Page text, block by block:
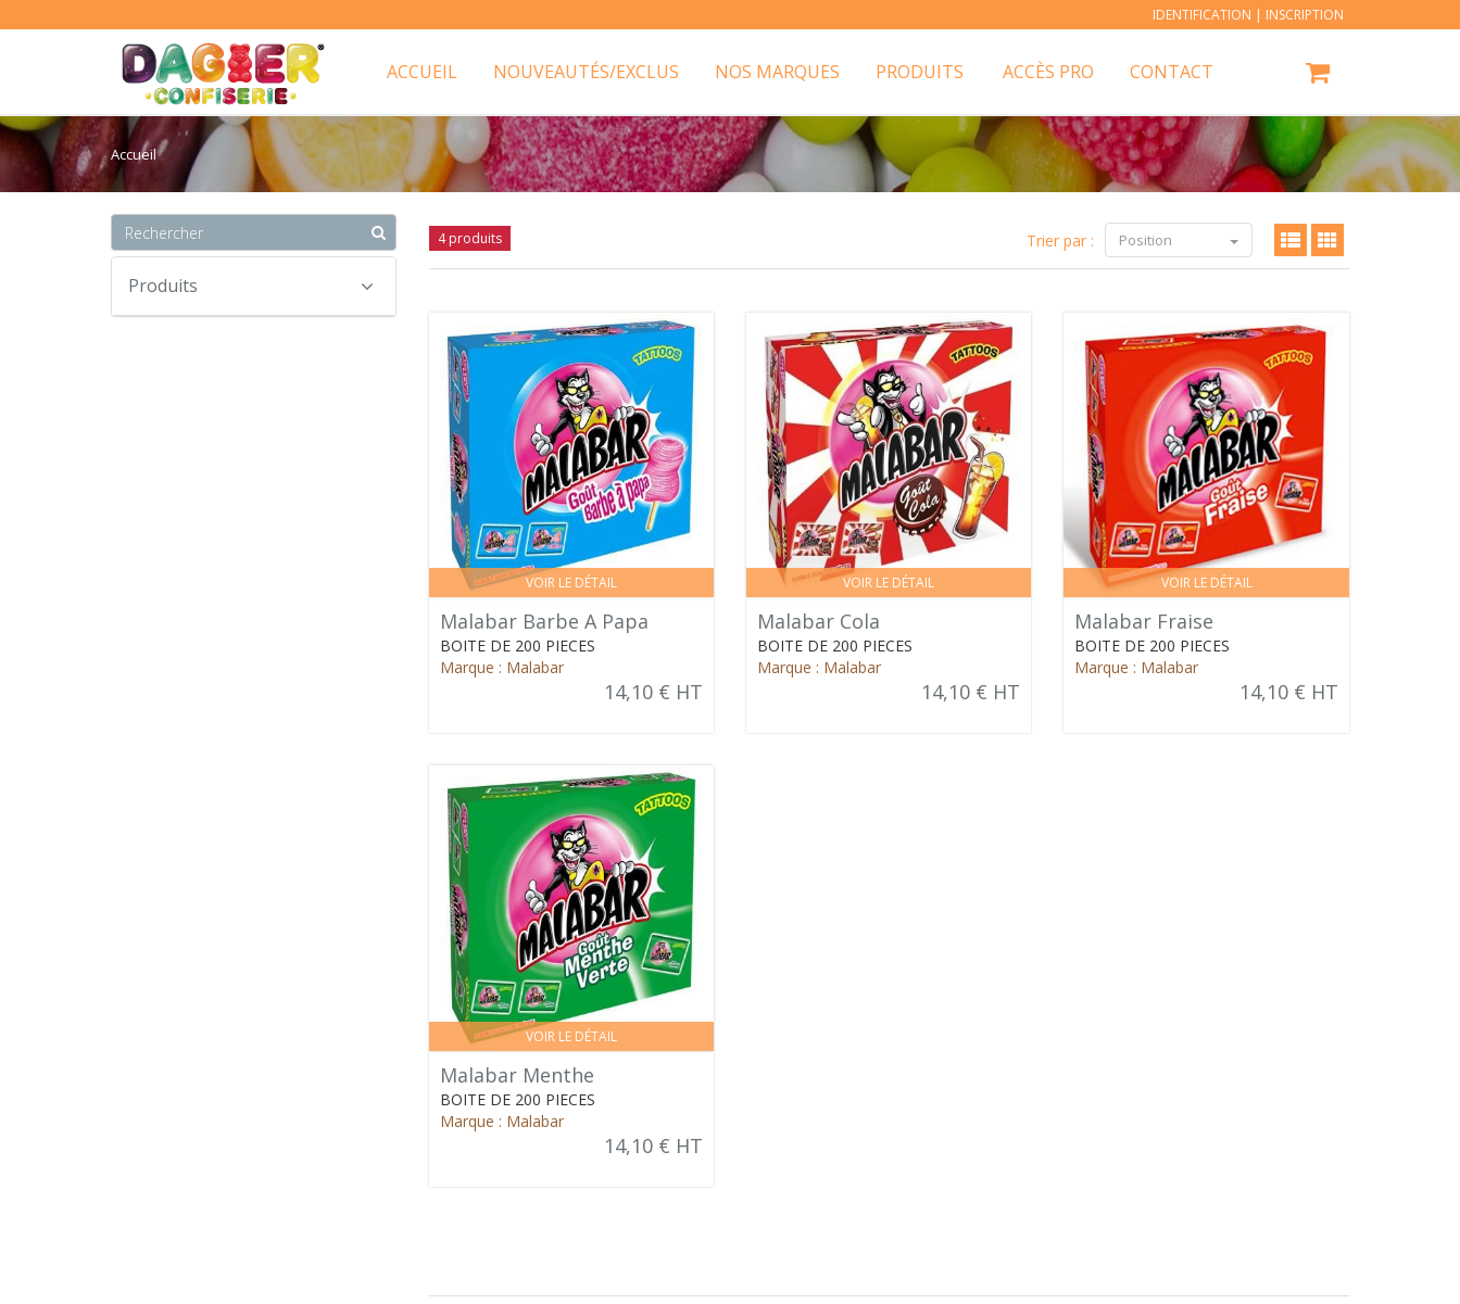
IDENTIFICATION | INSCRIPTION
ACCUEIL NOUVEAUTÉS/EXCLUS NOS MARQUES PRODUITS ACCÈS PRO CONTACT
Accueil
Produits
4 produits Trier par : Position
VOIR LE DÉTAIL
Malabar Barbe A Papa
BOITE DE 200 PIECES
Marque : Malabar
14,10 € HT
VOIR LE DÉTAIL
Malabar Cola
BOITE DE 200 PIECES
Marque : Malabar
14,10 € HT
VOIR LE DÉTAIL
Malabar Fraise
BOITE DE 200 PIECES
Marque : Malabar
14,10 € HT
VOIR LE DÉTAIL
Malabar Menthe
BOITE DE 200 PIECES
Marque : Malabar
14,10 € HT